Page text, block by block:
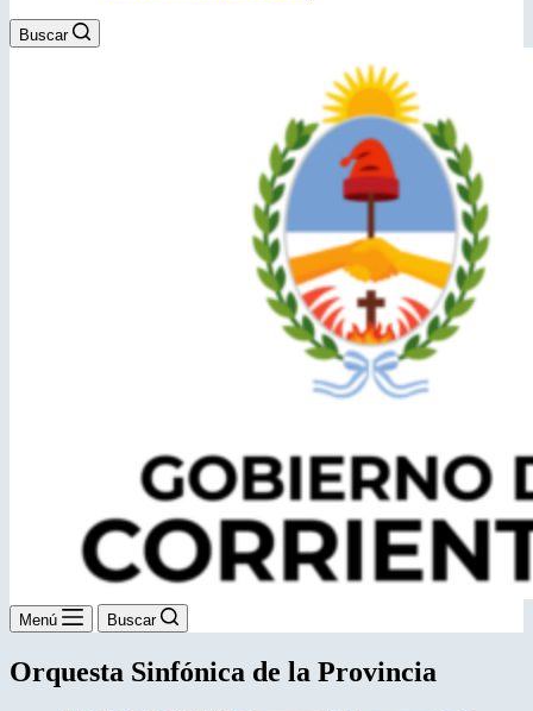
Buscar
Menú Buscar
Orquesta Sinfónica de la Provincia